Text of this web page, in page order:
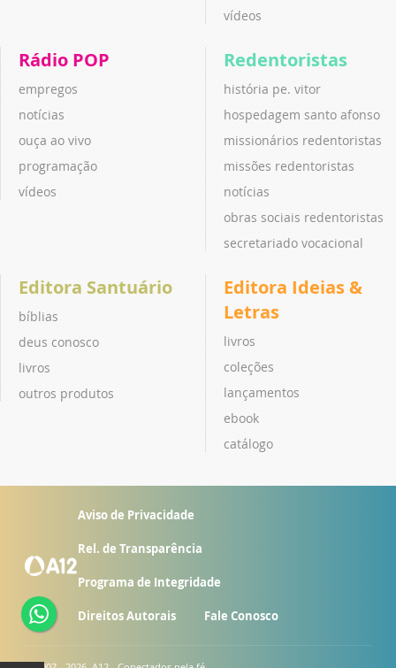
vídeos
Rádio POP
empregos
notícias
ouça ao vivo
programação
vídeos
Redentoristas
história pe. vitor
hospedagem santo afonso
missionários redentoristas
missões redentoristas
notícias
obras sociais redentoristas
secretariado vocacional
Editora Santuário
bíblias
deus conosco
livros
outros produtos
Editora Ideias &
Letras
livros
coleções
lançamentos
ebook
catálogo
Aviso de Privacidade
Rel. de Transparência
Programa de Integridade
Direitos Autorais Fale Conosco